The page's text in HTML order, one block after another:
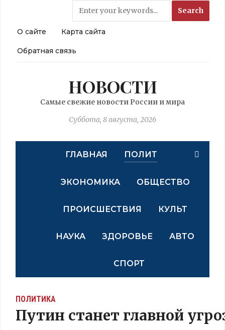
О сайте Карта сайта
Обратная связь
НОВОСТИ
Самые свежие новости России и мира
Суббота, 8 августа, 2026
ГЛАВНАЯ ПОЛИТ
ЭКОНОМИКА ОБЩЕСТВО
ПРОИСШЕСТВИЯ КУЛЬТ
НАУКА ЗДОРОВЬЕ АВТО
СПОРТ
ПОЛИТИКА
Путин станет главной